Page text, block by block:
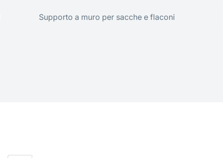
Supporto a muro per sacche e flaconi